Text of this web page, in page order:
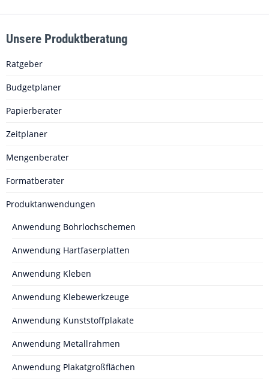
Unsere Produktberatung
Ratgeber
Budgetplaner
Papierberater
Zeitplaner
Mengenberater
Formatberater
Produktanwendungen
Anwendung Bohrlochschemen
Anwendung Hartfaserplatten
Anwendung Kleben
Anwendung Klebewerkzeuge
Anwendung Kunststoffplakate
Anwendung Metallrahmen
Anwendung Plakatgroßflächen